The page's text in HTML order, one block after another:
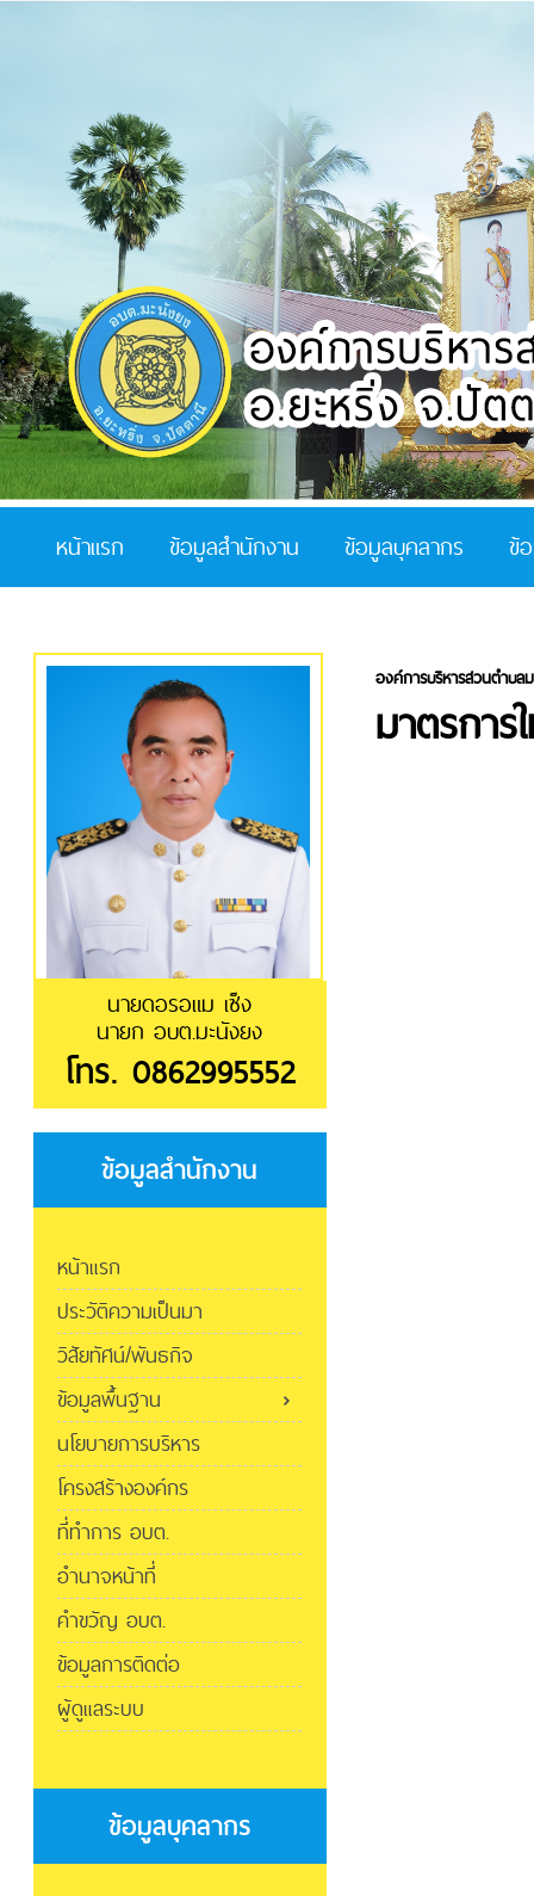
หน้าแรก ข้อมูลสำนักงาน ข้อมูลบุคลากร ข้
นายดอรอแม เซ็ง
นายก อบต.มะนังยง
โทร. 0862995552
ข้อมูลสำนักงาน
หน้าแรก
ประวัติความเป็นมา
วิสัยทัศน์/พันธกิจ
ข้อมูลพื้นฐาน
นโยบายการบริหาร
โครงสร้างองค์กร
ที่ทำการ อบต.
อำนาจหน้าที่
คำขวัญ อบต.
ข้อมูลการติดต่อ
ผู้ดูแลระบบ
ข้อมูลบุคลากร
องค์การบริหารส่วนตำบล
มาตรการ